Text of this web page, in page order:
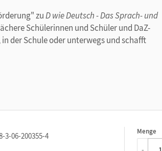
zuD wie Deutsch - Das Sprach- und
Schülerinnen und Schüler und DaZ-
der Schule oder unterwegs und schafft
und zur gezielten Vorbereitung auf
3-06-200355-4
Menge
1